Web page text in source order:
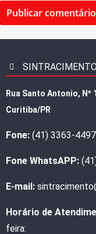
Rua Santo Antonio, Nº
Curitiba/PR
Fone: (41) 3363-4497
Fone WhatsAPP:
E-mail:
Horário de
feira: